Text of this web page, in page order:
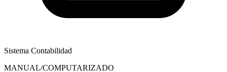
Sistema Contabilidad
MANUAL/COMPUTARIZADO